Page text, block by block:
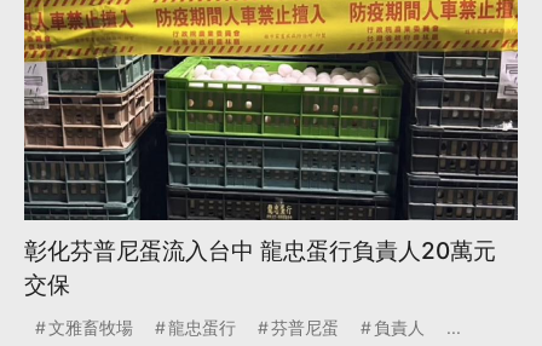
彰化芬普尼蛋流入台中 龍忠蛋行負責人20萬元
交保
文雅畜牧場 龍忠蛋行 芬普尼蛋 負責人 ...